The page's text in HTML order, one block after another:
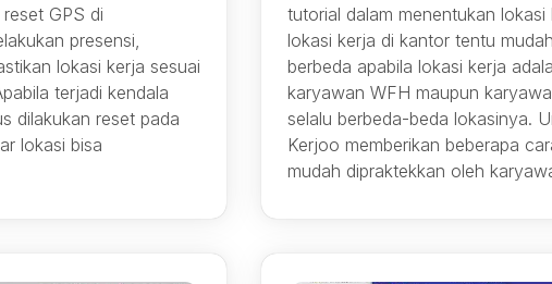
GPS di
presensi,
lokasi kerja sesuai
terjadi kendala
dilakukan reset pada
lokasi bisa
tutorial dalam menentukan lokasi
lokasi kerja di kantor tentu
berbeda apabila lokasi kerja
karyawan WFH maupun
selalu berbeda-beda lokasinya.
Kerjoo memberikan beberapa
mudah dipraktekkan oleh